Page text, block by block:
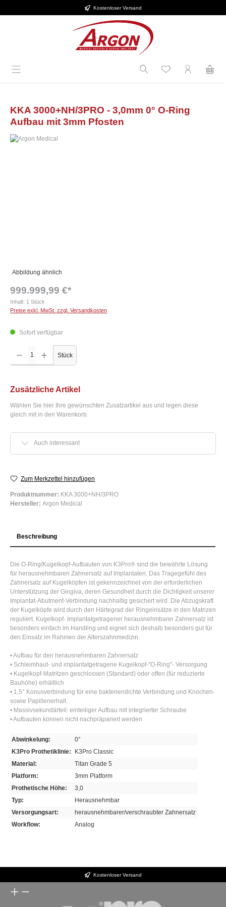
Kostenloser Versand
KKA 3000+NH/3PRO - 3,0mm 0° O-Ring
Aufbau mit 3mm Pfosten
Abbildung ähnlich
999.999,99 €*
Inhalt: 1 Stück
Preise exkl. MwSt. zzgl. Versandkosten
Sofort verfügbar
Produkt Anzahl: Gib den gewünschten Wert ein oder benutze die Schaltflächen um die
Stück
Zusätzliche Artikel
Wählen Sie hier Ihre gewünschten Zusatzartikel aus und legen diese
gleich mit in den Warenkorb.
Auch interessant
Zum Merkzettel hinzufügen
Produktnummer: KKA 3000+NH/3PRO
Hersteller: Argon Medical
Beschreibung
Die O-Ring/Kugelkopf-Aufbauten von K3Pro® sind die bewährte Lösung
für herausnehmbaren Zahnersatz auf Implantaten. Das Tragegefühl des
Zahnersatz auf Kugelköpfen ist gekennzeichnet von der erforderlichen
Unterstützung der Gingiva, deren Gesundheit durch die Dichtigkeit unserer
Implantat-Abutment-Verbindung nachhaltig gesichert wird. Die Abzugskraft
der Kugelköpfe wird durch den Härtegrad der Ringeinsätze in den Matrizen
reguliert. Kugelkopf- Implantatgetragener herausnehmbarer Zahnersatz ist
besonders einfach im Handling und eignet sich deshalb besonders gut für
den Einsatz im Rahmen der Alterszahnmedizin.
• Aufbau für den herausnehmbaren Zahnersatz
• Schleimhaut- und implantatgetragene Kugelkopf-"O-Ring"- Versorgung
• Kugelkopf-Matritzen geschlossen (Standard) oder offen (für reduzierte
Bauhöhe) erhältlich
• 1,5° Konusverbindung für eine bakteriendichte Verbindung und Knochen-
sowie Papillenerhalt
• Massivsekundärteil: einteiliger Aufbau mit integrierter Schraube
• Aufbauten können nicht nachpräpariert werden
Abwinkelung:
0°
K3Pro Prothetiklinie:
K3Pro Classic
Material:
Titan Grade 5
Platform:
3mm Platform
Prothetische Höhe:
3,0
Typ:
Herausnehmbar
Versorgungsart:
herausnehmbarer/verschraubter Zahnersatz
Workflow:
Analog
Kostenloser Versand